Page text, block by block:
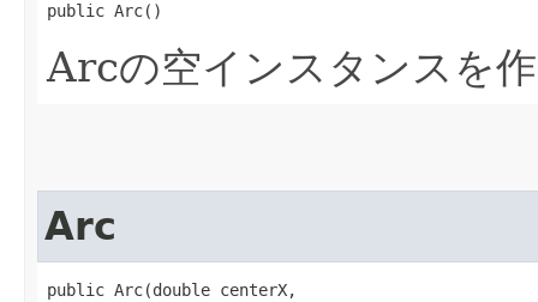
public Arc()
Arcの空インスタンスを
Arc
public Arc​(double centerX,